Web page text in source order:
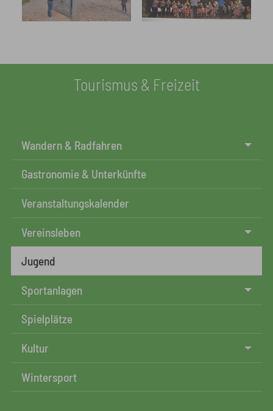
Tourismus & Freizeit
Wandern & Radfahren
Gastronomie & Unterkünfte
Veranstaltungskalender
Vereinsleben
Jugend
Sportanlagen
Spielplätze
Kultur
Wintersport